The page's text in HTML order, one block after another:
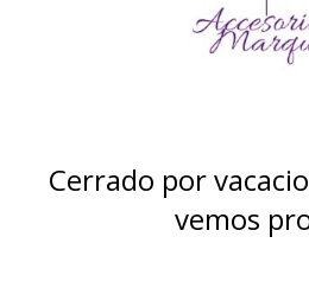
Cerrado por
vemos